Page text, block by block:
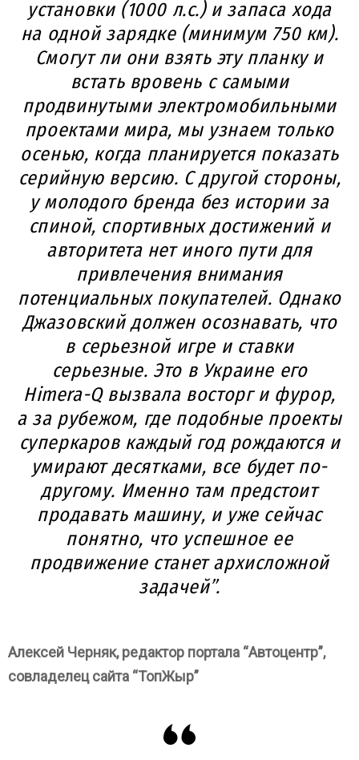
установки (1000 л.с.) и запаса хода
на одной зарядке (минимум 750 км).
Смогут ли они взять эту планку и
встать вровень с самыми
продвинутыми электромобильными
проектами мира, мы узнаем только
осенью, когда планируется показать
серийную версию. С другой стороны,
у молодого бренда без истории за
спиной, спортивных достижений и
авторитета нет иного пути для
привлечения внимания
потенциальных покупателей. Однако
Джазовский должен осознавать, что
в серьезной игре и ставки
серьезные. Это в Украине его
Himera-Q вызвала восторг и фурор,
а за рубежом, где подобные проекты
суперкаров каждый год рождаются и
умирают десятками, все будет по-
другому. Именно там предстоит
продавать машину, и уже сейчас
понятно, что успешное ее
продвижение станет архисложной
задачей”.
Алексей Черняк, редактор портала “Автоцентр”,
совладелец сайта “ТопЖыр”